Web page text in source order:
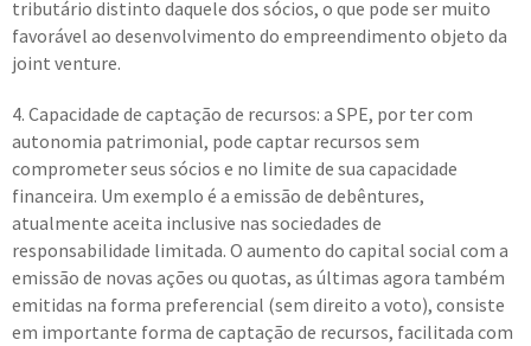
tributário distinto daquele dos sócios, o que pode ser muito
favorável ao desenvolvimento do empreendimento objeto da
joint venture.
4. Capacidade de captação de recursos: a SPE, por ter com
autonomia patrimonial, pode captar recursos sem
comprometer seus sócios e no limite de sua capacidade
financeira. Um exemplo é a emissão de debêntures,
atualmente aceita inclusive nas sociedades de
responsabilidade limitada. O aumento do capital social com a
emissão de novas ações ou quotas, as últimas agora também
emitidas na forma preferencial (sem direito a voto), consiste
em importante forma de captação de recursos, facilitada com